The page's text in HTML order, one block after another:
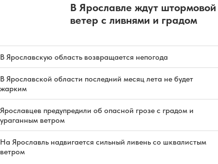
В Ярославле ждут штормовой
ветер с ливнями и градом
В Ярославскую область возвращается непогода
В Ярославской области последний месяц лета не будет
жарким
Ярославцев предупредили об опасной грозе с градом и
ураганным ветром
На Ярославль надвигается сильный ливень со шквалистым
ветром